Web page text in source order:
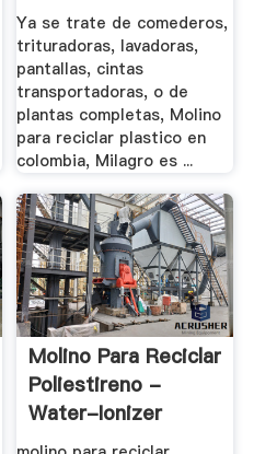
Ya se trate de comederos,
trituradoras, lavadoras,
pantallas, cintas
transportadoras, o de
plantas completas, Molino
para reciclar plastico en
colombia, Milagro es ...
Molino Para Reciclar
Poliestireno -
Water-Ionizer